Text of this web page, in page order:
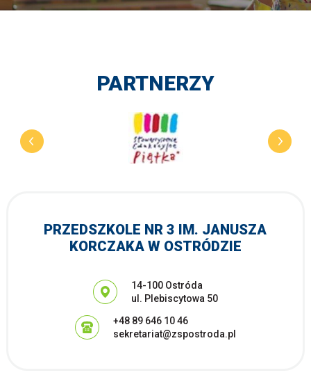
PARTNERZY
PRZEDSZKOLE NR 3 IM. JANUSZA
KORCZAKA W OSTRÓDZIE
Adres pocztowy:
14-100 Ostróda
ul. Plebiscytowa 50
+48 89 646 10 46
sekretariat@zspostroda.pl